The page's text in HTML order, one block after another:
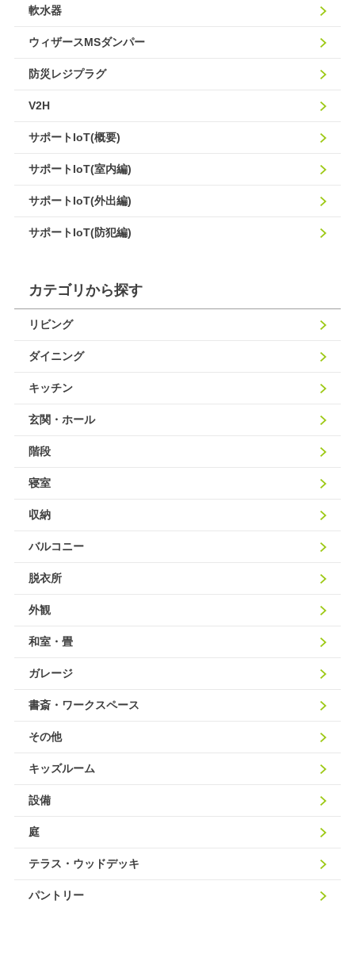
軟水器
ウィザースMSダンパー
防災レジプラグ
V2H
サポートIoT(概要)
サポートIoT(室内編)
サポートIoT(外出編)
サポートIoT(防犯編)
カテゴリから探す
リビング
ダイニング
キッチン
玄関・ホール
階段
寝室
収納
バルコニー
脱衣所
外観
和室・畳
ガレージ
書斎・ワークスペース
その他
キッズルーム
設備
庭
テラス・ウッドデッキ
パントリー